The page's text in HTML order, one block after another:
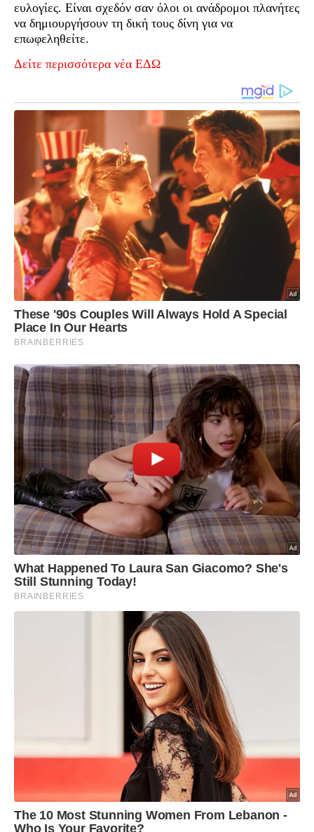
ευλογίες. Είναι σχεδόν σαν όλοι οι ανάδρομοι πλανήτες
να δημιουργήσουν τη δική τους δίνη για να
επωφεληθείτε.
Δείτε περισσότερα νέα ΕΔΩ